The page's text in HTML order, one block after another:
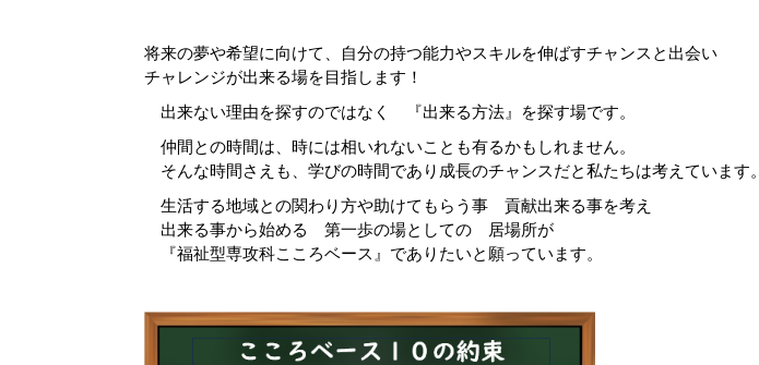
将来の夢や希望に向けて、自分の持つ能力やスキルを伸ばすチャンスと出会い
チャレンジが出来る場を目指します！
出来ない理由を探すのではなく 『出来る方法』を探す場です。
仲間との時間は、時には相いれないことも有るかもしれません。
そんな時間さえも、学びの時間であり成長のチャンスだと私たちは考えています。
生活する地域との関わり方や助けてもらう事 貢献出来る事を考え
出来る事から始める 第一歩の場としての 居場所が
『福祉型専攻科こころベース』でありたいと願っています。